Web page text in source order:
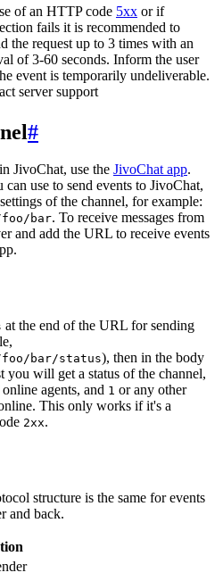
of an HTTP code 5xx or if
fails it is recommended to
the request up to 3 times with an
of 3-60 seconds. Inform the user
event is temporarily undeliverable.
server support
#
JivoChat, use the JivoChat app.
can use to send events to JivoChat,
of the channel, for example:
bar. To receive messages from
and add the URL to receive events
at the end of the URL for sending
bar/status), then in the body
you will get a status of the channel,
agents, and 1 or any other
This only works if it's a
2xx.
structure is the same for events
and back.